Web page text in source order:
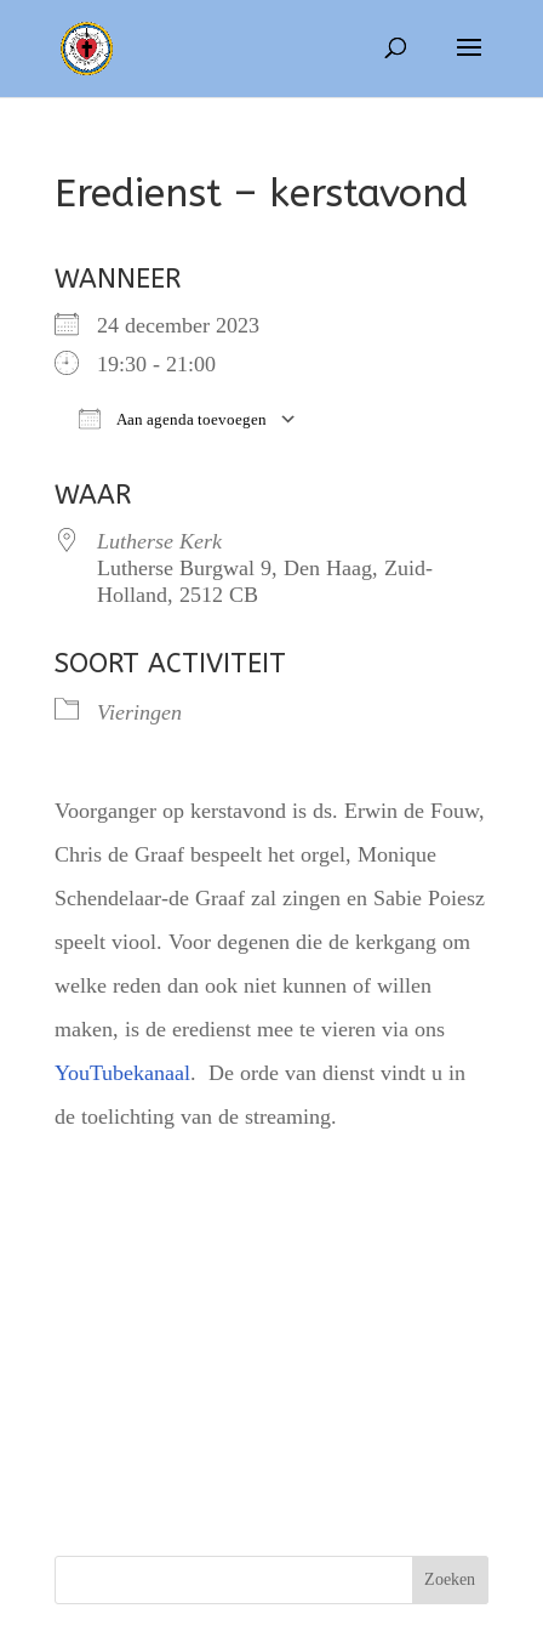
Eredienst – kerstavond
WANNEER
24 december 2023
19:30 - 21:00
Aan agenda toevoegen
WAAR
Lutherse Kerk
Lutherse Burgwal 9, Den Haag, Zuid-
Holland, 2512 CB
SOORT ACTIVITEIT
Vieringen
Voorganger op kerstavond is ds. Erwin de Fouw,
Chris de Graaf bespeelt het orgel, Monique
Schendelaar-de Graaf zal zingen en Sabie Poiesz
speelt viool. Voor degenen die de kerkgang om
welke reden dan ook niet kunnen of willen
maken, is de eredienst mee te vieren via ons
YouTubekanaal. De orde van dienst vindt u in
de toelichting van de streaming.